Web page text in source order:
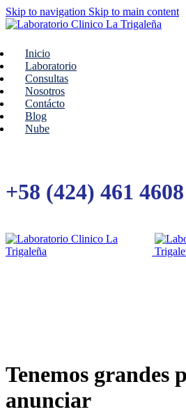
Skip to navigation Skip to main content
Inicio
Laboratorio
Consultas
Nosotros
Contácto
Blog
Nube
+58 (424) 461 4608
Tenemos grandes
anunciar